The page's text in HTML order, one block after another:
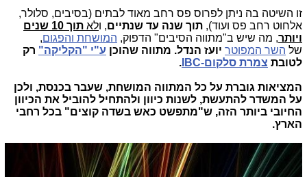
זו השיטה בה ניתן לפרוס פס רחב מאוד לבתים (בסיבים, סלולר,
אלחוט רחב פס ועוד), תוך שנה עד שנתיים, ולא תוך 10 שנים
ויותר, מה שיש ב"מתווה הסיבים" הדפוק, המושחת והפגום,
של השר המפוטר יועז הנדל. מתווה שהוכן ע"י "הקליקה" רק
לטובת צמרת סלקום-IBC .
המציאות גוברת על כל המתווה המושחת, שעבר בכנסת, ולכן
על המשדר להתעשת, לשנות כיוון ולהתחיל להוביל את הכיוון
החיובי ביותר הזה, ש"מתפשט כאש בשדה קוצים" בכל רחבי
הארץ.